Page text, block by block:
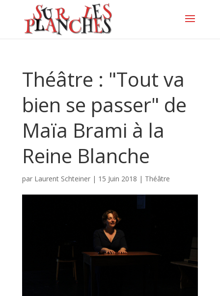
Théâtre : "Tout va
bien se passer" de
Maïa Brami à la
Reine Blanche
par Laurent Schteiner| 15 Juin 2018 | Théâtre